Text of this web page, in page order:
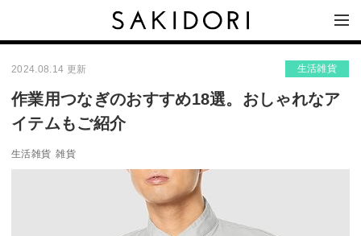
2024.08.14 更新 生活雑貨
作業用つなぎのおすすめ18選。おしゃれなア
イテムもご紹介
生活雑貨 雑貨